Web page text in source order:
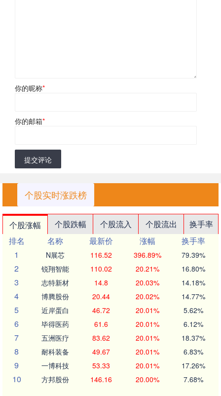
你的昵称*
你的邮箱*
提交评论
个股实时涨跌榜
个股涨幅 个股跌幅 个股流入 个股流出
换手率
排名
名称 最新价 涨幅
换手率
1
N展芯 116.52 396.89% 79.39%
2 锐翔智能 110.02 20.21% 16.80%
3 志特新材 14.8 20.03% 14.18%
4 博腾股份 20.44 20.02% 14.77%
5 近岸蛋白 46.72 20.01% 5.62%
6 毕得医药 61.6 20.01% 6.12%
7 五洲医疗 83.62 20.01% 18.37%
8 耐科装备 49.67 20.01% 6.83%
9 一博科技 53.33 20.01% 17.26%
10 方邦股份 146.16 20.00% 7.68%